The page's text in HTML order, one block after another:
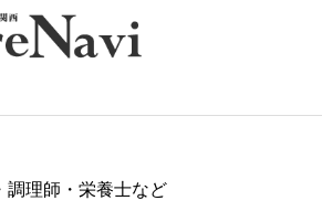
調理師・栄養士など